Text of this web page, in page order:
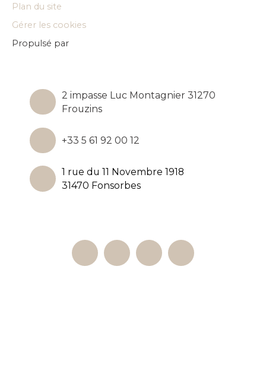
Plan du site
Gérer les cookies
Propulsé par
2 impasse Luc Montagnier 31270
Frouzins
+33 5 61 92 00 12
1 rue du 11 Novembre 1918
31470 Fonsorbes